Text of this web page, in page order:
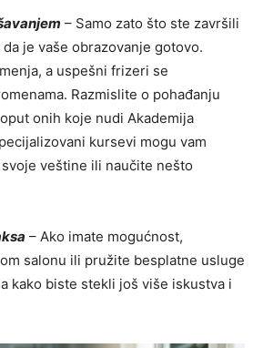
– Samo zato što ste završili
je vaše obrazovanje gotovo.
a uspešni frizeri se
Razmislite o pohađanju
onih koje nudi Akademija
kursevi mogu vam
veštine ili naučite nešto
– Ako imate mogućnost,
salonu ili pružite besplatne usluge
kako biste stekli još više iskustva i